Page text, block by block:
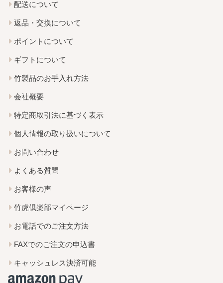
配送について
返品・交換について
ポイントについて
ギフトについて
竹製品のお手入れ方法
会社概要
特定商取引法に基づく表示
個人情報の取り扱いについて
お問い合わせ
よくある質問
お客様の声
竹虎倶楽部マイページ
お電話でのご注文方法
FAXでのご注文の申込書
キャッシュレス決済可能